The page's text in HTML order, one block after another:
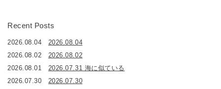
Recent Posts
2026.08.04
2026.08.04
2026.08.02
2026.08.02
2026.08.01
2026.07.31 海に似ている
2026.07.30
2026.07.30